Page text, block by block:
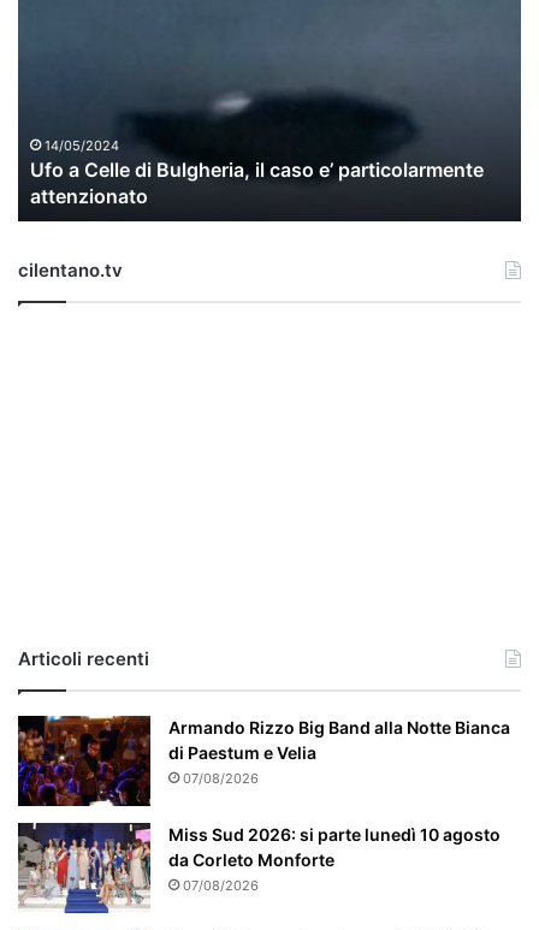
i
u
l
e
p
a
r
t
i
c
o
l
a
14/05/2024
Ufo a Celle di Bulgheria, il caso e’ particolarmente
attenzionato
cilentano.tv
Articoli recenti
Armando Rizzo Big Band alla Notte Bianca
di Paestum e Velia
07/08/2026
Miss Sud 2026: si parte lunedì 10 agosto
da Corleto Monforte
07/08/2026